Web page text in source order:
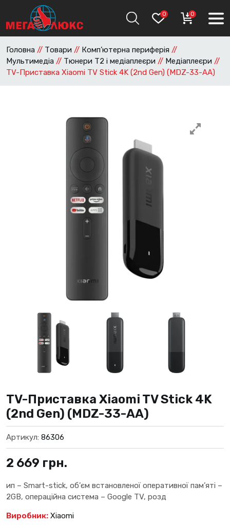
0 0
Головна // Товари // Комп’ютерна периферія //
Мультимедіа // Тюнери Т2 і медіаплеєри // Медіаплеєри //
TV-Приставка Xiaomi TV Stick 4K (2nd Gen) (MDZ-33-AA)
TV-Приставка Xiaomi TV Stick 4K
(2nd Gen) (MDZ-33-AA)
Артикул: 86306
2 669 грн.
ип – Smart-stick, об’єм встановленої оперативної пам’яті –
2GB, операційна система – Google TV, розд
Виробник: Xiaomi